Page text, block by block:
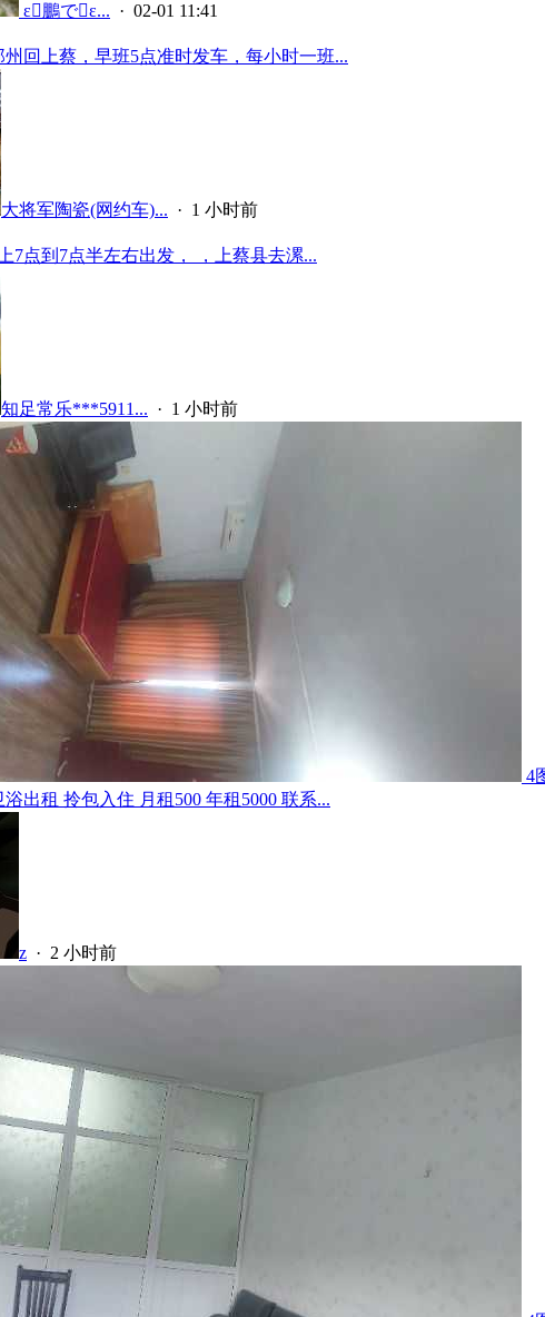
 ε鵬でε... · 02-01 11:41
回上蔡，早班5点准时发车，每小时一班...
大将军陶瓷(网约车)... · 1 小时前
7点到7点半左右出发， ，上蔡县去漯...
知足常乐***5911... · 1 小时前
4
出租 拎包入住 月租500 年租5000 联系...
z · 2 小时前